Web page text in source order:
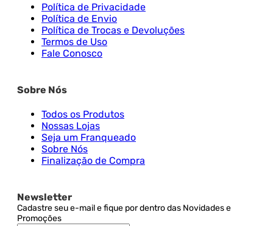
Política de Privacidade
Política de Envio
Política de Trocas e Devoluções
Termos de Uso
Fale Conosco
Sobre Nós
Todos os Produtos
Nossas Lojas
Seja um Franqueado
Sobre Nós
Finalização de Compra
Newsletter
Cadastre seu e-mail e fique por dentro das Novidades e
Promoções